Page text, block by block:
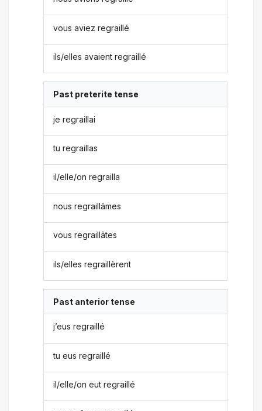
vous aviez regraillé
ils/elles avaient regraillé
Past preterite tense
je regraillai
tu regraillas
il/elle/on regrailla
nous regraillâmes
vous regraillâtes
ils/elles regraillèrent
Past anterior tense
j’eus regraillé
tu eus regraillé
il/elle/on eut regraillé